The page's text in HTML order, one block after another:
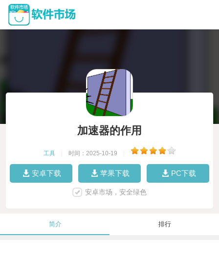
加速器的作用
工具 时间：2025-10-19
安卓下载 苹果下载 PC下载
安卓市场，安全绿色
简介 排行